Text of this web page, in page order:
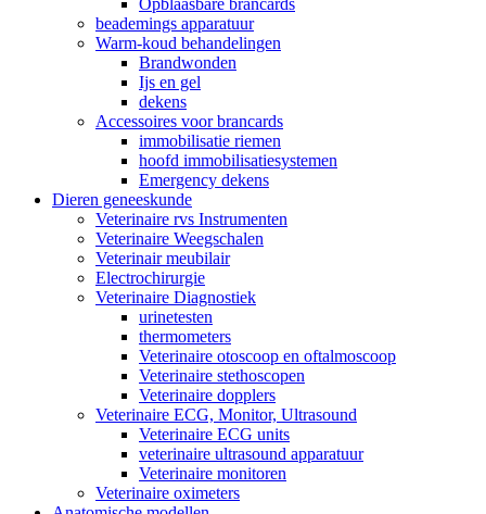
beademings apparatuur
Warm-koud behandelingen
Brandwonden
Ijs en gel
dekens
Accessoires voor brancards
immobilisatie riemen
hoofd immobilisatiesystemen
Emergency dekens
Dieren geneeskunde
Veterinaire rvs Instrumenten
Veterinaire Weegschalen
Veterinair meubilair
Electrochirurgie
Veterinaire Diagnostiek
urinetesten
thermometers
Veterinaire otoscoop en oftalmoscoop
Veterinaire stethoscopen
Veterinaire dopplers
Veterinaire ECG, Monitor, Ultrasound
Veterinaire ECG units
veterinaire ultrasound apparatuur
Veterinaire monitoren
Veterinaire oximeters